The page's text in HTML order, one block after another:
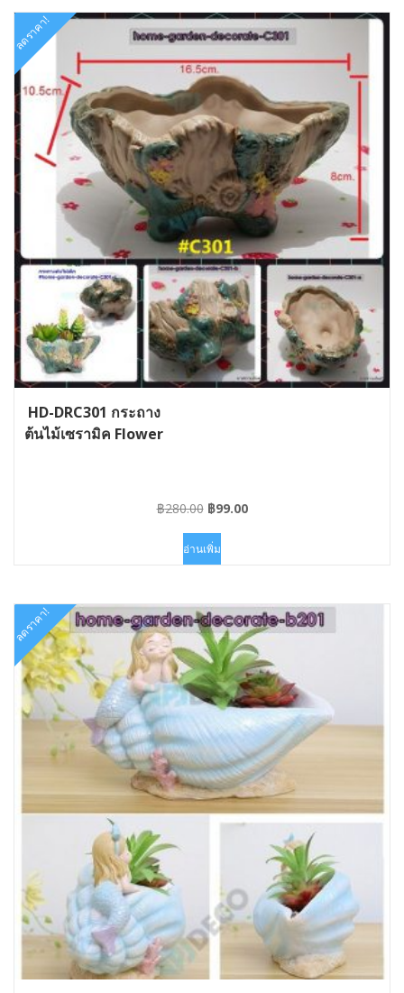
ลดราคา!
HD-DRC301 กระถาง
ต้นไม้เซรามิค Flower
฿280.00 Original
was:
฿280.00.
฿99.00Current
อ่านเพิ่ม
ลดราคา!